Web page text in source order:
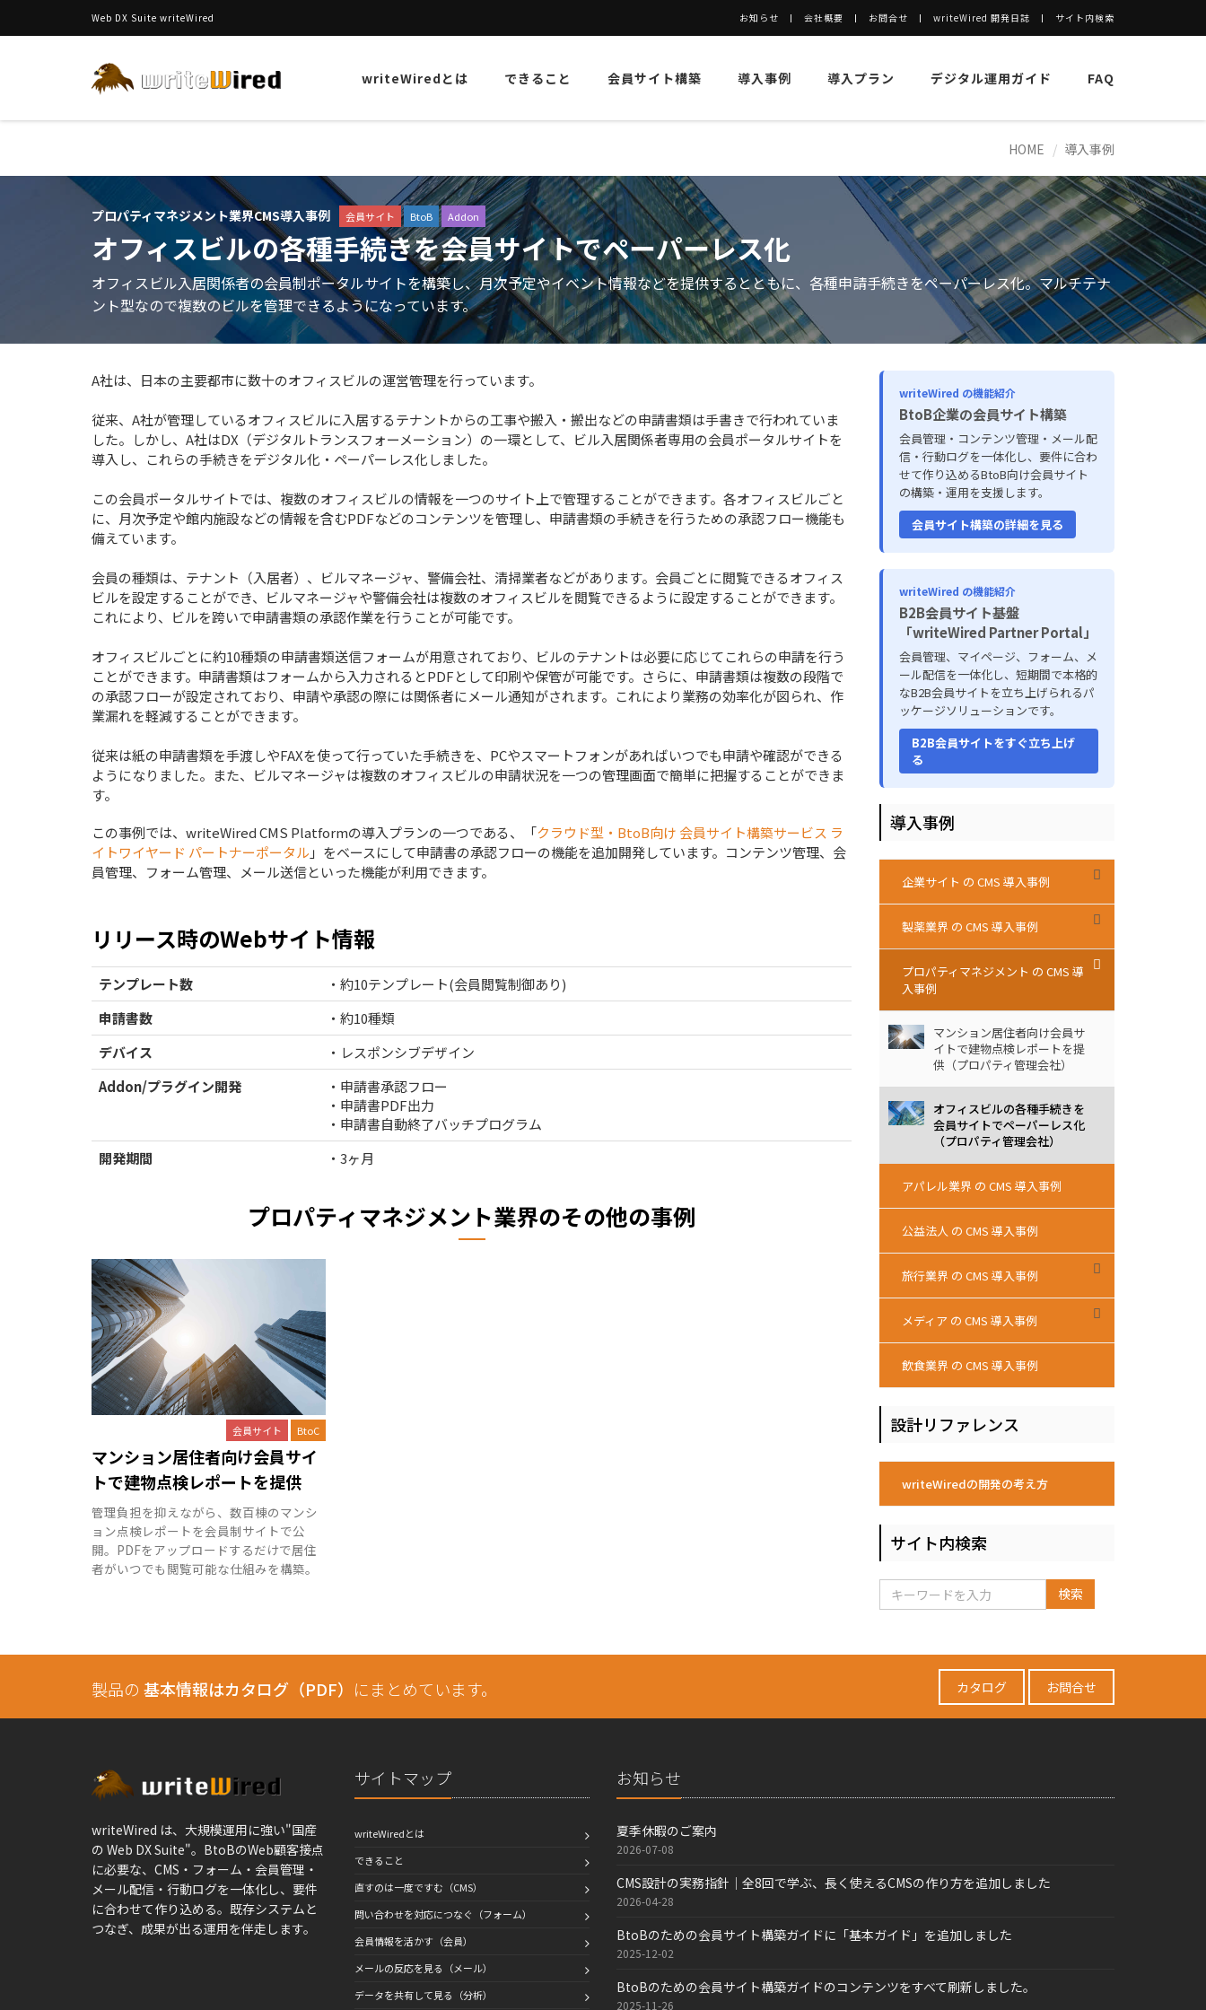
Web DX Suite writeWired お知らせ 会社概要 お問合せ writeWired 開発日誌 サイト内検索
writeWiredとは できること 会員サイト構築 導入事例 導入プラン デジタル運用ガイド FAQ
HOME 導入事例
プロパティマネジメント業界CMS導入事例 会員サイト BtoB Addon
オフィスビルの各種手続きを会員サイトでペーパーレス化
オフィスビル入居関係者の会員制ポータルサイトを構築し、月次予定やイベント情報などを提供するとともに、各種申請⼿続きをペーパーレス化。マルチテナ
ント型なので複数のビルを管理できるようになっています。
A社は、日本の主要都市に数十のオフィスビルの運営管理を行っています。
従来、A社が管理しているオフィスビルに入居するテナントからの工事や搬入・搬出などの申請書類は手書きで行われていま
した。しかし、A社はDX（デジタルトランスフォーメーション）の一環として、ビル入居関係者専用の会員ポータルサイトを
導入し、これらの手続きをデジタル化・ペーパーレス化しました。
この会員ポータルサイトでは、複数のオフィスビルの情報を一つのサイト上で管理することができます。各オフィスビルごと
に、月次予定や館内施設などの情報を含むPDFなどのコンテンツを管理し、申請書類の手続きを行うための承認フロー機能も
備えています。
会員の種類は、テナント（入居者）、ビルマネージャ、警備会社、清掃業者などがあります。会員ごとに閲覧できるオフィス
ビルを設定することができ、ビルマネージャや警備会社は複数のオフィスビルを閲覧できるように設定することができます。
これにより、ビルを跨いで申請書類の承認作業を行うことが可能です。
オフィスビルごとに約10種類の申請書類送信フォームが用意されており、ビルのテナントは必要に応じてこれらの申請を行う
ことができます。申請書類はフォームから入力されるとPDFとして印刷や保管が可能です。さらに、申請書類は複数の段階で
の承認フローが設定されており、申請や承認の際には関係者にメール通知がされます。これにより業務の効率化が図られ、作
業漏れを軽減することができます。
従来は紙の申請書類を手渡しやFAXを使って行っていた手続きを、PCやスマートフォンがあればいつでも申請や確認ができる
ようになりました。また、ビルマネージャは複数のオフィスビルの申請状況を一つの管理画面で簡単に把握することができま
す。
この事例では、writeWired CMS Platformの導入プランの一つである、「クラウド型・BtoB向け 会員サイト構築サービス ラ
イトワイヤード パートナーポータル 」をベースにして申請書の承認フローの機能を追加開発しています。コンテンツ管理、会
員管理、フォーム管理、メール送信といった機能が利用できます。
リリース時のWebサイト情報
テンプレート数
・約10テンプレート(会員閲覧制御あり)
申請書数
・約10種類
デバイス
・レスポンシブデザイン
Addon/プラグイン開発
・申請書承認フロー
・申請書PDF出力
・申請書自動終了バッチプログラム
開発期間
・3ヶ月
プロパティマネジメント業界のその他の事例
会員サイト BtoC
マンション居住者向け会員サイ
トで建物点検レポートを提供
管理負担を抑えながら、数百棟のマンシ
ョン点検レポートを会員制サイトで公
開。PDFをアップロードするだけで居住
者がいつでも閲覧可能な仕組みを構築。
writeWired の機能紹介
BtoB企業の会員サイト構築
会員管理・コンテンツ管理・メール配
信・行動ログを一体化し、要件に合わ
せて作り込めるBtoB向け会員サイト
の構築・運用を支援します。
会員サイト構築の詳細を見る
writeWired の機能紹介
B2B会員サイト基盤
「writeWired Partner Portal」
会員管理、マイページ、フォーム、メ
ール配信を一体化し、短期間で本格的
なB2B会員サイトを立ち上げられるパ
ッケージソリューションです。
B2B会員サイトをすぐ立ち上げ
る
導入事例
企業サイト の CMS 導入事例
製薬業界 の CMS 導入事例
プロパティマネジメント の CMS 導
入事例
マンション居住者向け会員サ
イトで建物点検レポートを提
供（プロパティ管理会社）
オフィスビルの各種手続きを
会員サイトでペーパーレス化
（プロパティ管理会社）
アパレル業界 の CMS 導入事例
公益法人 の CMS 導入事例
旅行業界 の CMS 導入事例
メディア の CMS 導入事例
飲食業界 の CMS 導入事例
設計リファレンス
writeWiredの開発の考え方
サイト内検索
検索
製品の 基本情報はカタログ（PDF） にまとめています。 カタログ お問合せ
writeWired は、大規模運用に強い"国産
の Web DX Suite"。BtoBのWeb顧客接点
に必要な、CMS・フォーム・会員管理・
メール配信・行動ログを一体化し、要件
に合わせて作り込める。既存システムと
つなぎ、成果が出る運用を伴走します。
サイトマップ
writeWiredとは
できること
直すのは一度ですむ（CMS）
問い合わせを対応につなぐ（フォーム）
会員情報を活かす（会員）
メールの反応を見る（メール）
データを共有して見る（分析）
お知らせ
夏季休暇のご案内
2026-07-08
CMS設計の実務指針｜全8回で学ぶ、長く使えるCMSの作り方を追加しました
2026-04-28
BtoBのための会員サイト構築ガイドに「基本ガイド」を追加しました
2025-12-02
BtoBのための会員サイト構築ガイドのコンテンツをすべて刷新しました。
2025-11-26